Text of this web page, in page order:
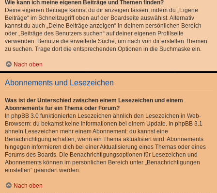
Wie kann ich meine eigenen Beiträge und Themen finden?
Deine eigenen Beiträge kannst du dir anzeigen lassen, indem du „Eigene
Beiträge“ im Schnellzugriff oben auf der Boardseite auswählst. Alternativ
kannst du auch „Deine Beiträge anzeigen“ in deinem persönlichen Bereich
oder „Beiträge des Benutzers suchen“ auf deiner eigenen Profilseite
verwenden. Benutze die erweiterte Suche, um nach von dir erstellen Themen
zu suchen. Trage dort die entsprechenden Optionen in die Suchmaske ein.
Nach oben
Abonnements und Lesezeichen
Was ist der Unterschied zwischen einem Lesezeichen und einem
Abonnements für ein Thema oder Forum?
In phpBB 3.0 funktionierten Lesezeichen ähnlich den Lesezeichen in Web-
Browsern: du bekamst keine Informationen bei einem Update. In phpBB 3.1
ähneln Lesezeichen mehr einem Abonnement: du kannst eine
Benachrichtigung erhalten, wenn ein Thema aktualisiert wird. Abonnements
hingegen informieren dich bei einer Aktualisierung eines Themas oder eines
Forums des Boards. Die Benachrichtigungsoptionen für Lesezeichen und
Abonnements können im persönlichen Bereich unter „Benachrichtigungen
einstellen“ geändert werden.
Nach oben